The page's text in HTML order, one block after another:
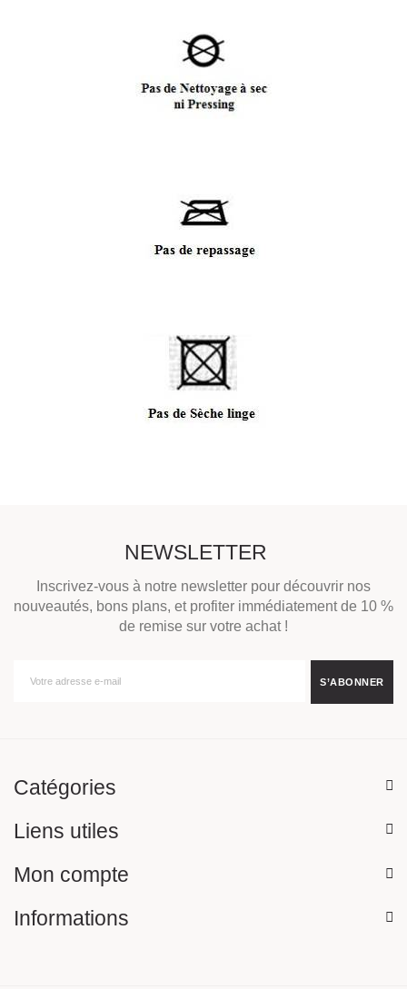
NEWSLETTER
Inscrivez-vous à notre newsletter pour découvrir nos
nouveautés, bons plans, et profiter immédiatement de 10 %
de remise sur votre achat !
Catégories
Liens utiles
Mon compte
Informations